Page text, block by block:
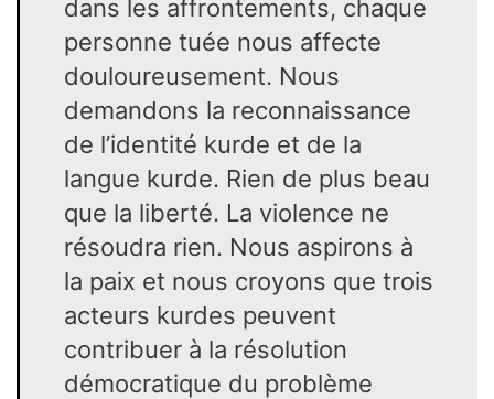
dans les affrontements, chaque
personne tuée nous affecte
douloureusement. Nous
demandons la reconnaissance
de l’identité kurde et de la
langue kurde. Rien de plus beau
que la liberté. La violence ne
résoudra rien. Nous aspirons à
la paix et nous croyons que trois
acteurs kurdes peuvent
contribuer à la résolution
démocratique du problème